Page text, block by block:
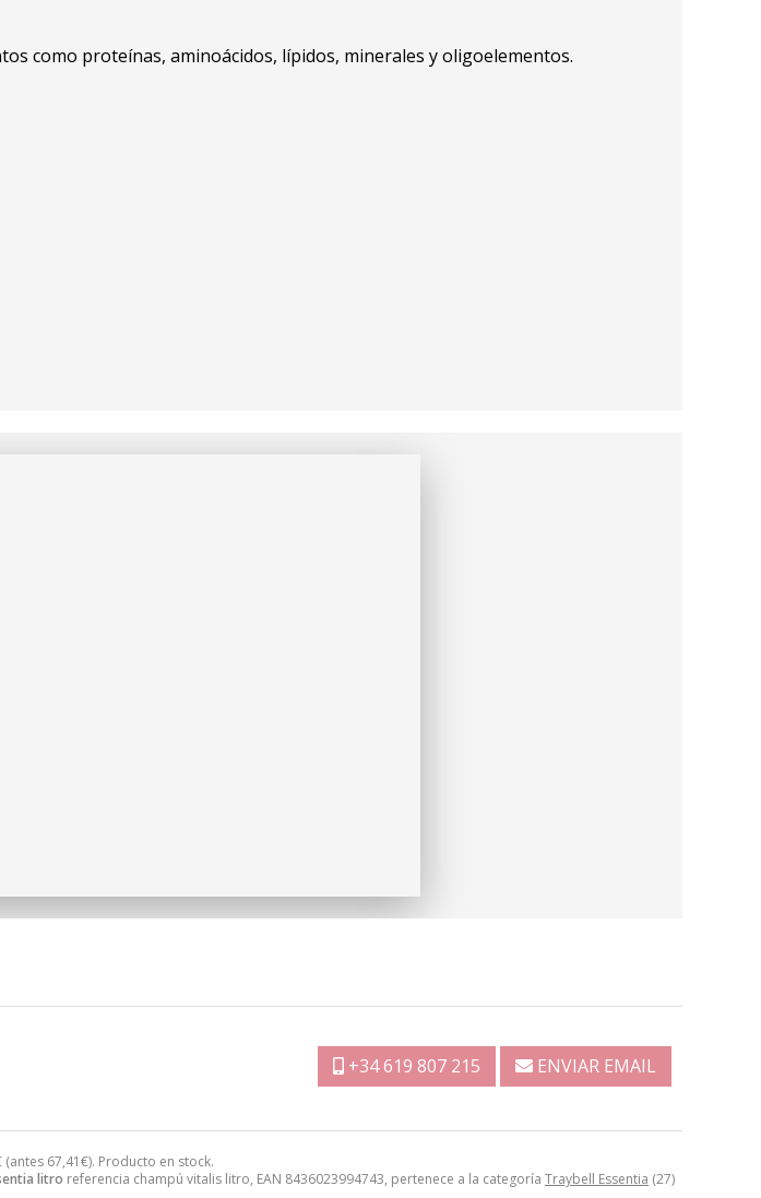
(antes 67,41€). Producto en stock.
litro referencia champú vitalis litro, EAN 8436023994743, pertenece a la categoría Traybell Essentia (27)
como proteínas, aminoácidos, lípidos, minerales y oligoelementos.
+34 619 807 215 ENVIAR EMAIL